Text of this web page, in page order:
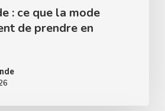
: ce que la mode
de prendre en